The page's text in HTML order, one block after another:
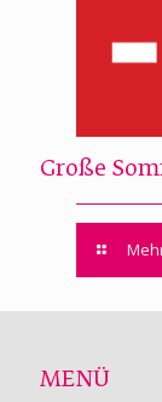
Große
MENÜ